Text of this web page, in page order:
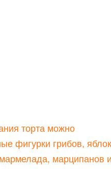
торта можно
фигурки грибов,
марципанов